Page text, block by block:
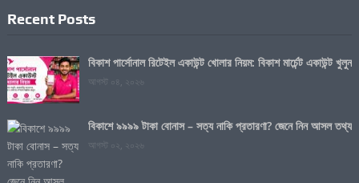
Recent Posts
বিকাশ পার্সোনাল রিটেইল একাউন্ট খোলার নিয়ম: বিকাশ মার্চেন্ট একাউন্ট খুলুন
আগস্ট ০৪, ২০২৬
বিকাশে ৯৯৯৯ টাকা বোনাস – সত্য নাকি প্রতারণা? জেনে নিন আসল তথ্য
আগস্ট ০২, ২০২৬